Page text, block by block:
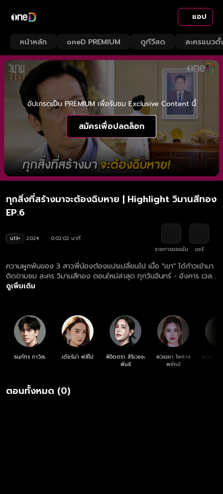
แอป
หน้าหลัก oneD PREMIUM ดูทีวีสด ละครแนวตั้
อัปเกรดเป็น PREMIUM เพื่อรับชม Exclusive Content นี้
สมัครเพื่อปลดล็อก
ทุกสิ่งที่สร้างมาจะต้องฉิบหาย | Highlight วิมานสีทอง
EP.6
น13+ 2024
0:02:02 นาที
รายการของฉัน
แชร์
ความผูกพันของ 3 สาวพี่น้องต้องแปรเปลี่ยนไป เมื่อ "เขา" ได้ก้าวเข้ามา
ติดตามชม ละคร วิมานสีทอง ตอนใหม่ล่าสุด ทุกวันจันทร์ - อังคาร เวลา
20:30 น. ทางช่องวัน 31 ดูย้อนหลัง ละคร วิมานสีทอง ครบทุกตอน
ดูเพิ่มเติม
ธนภัทร กาวิละ เดียร์น่า ฟลีโป
พิจิตตรา สิริเวชชะ
พันธ์
ศวรรยา ไพศาล
พยัคฆ์
ดวงตา
ตอนทั้งหมด (0)